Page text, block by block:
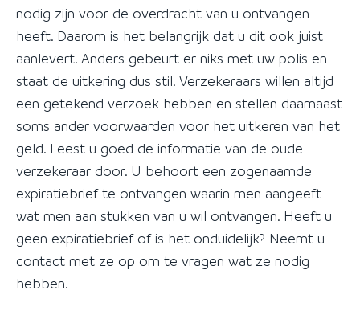
nodig zijn voor de overdracht van u ontvangen
heeft. Daarom is het belangrijk dat u dit ook juist
aanlevert. Anders gebeurt er niks met uw polis en
staat de uitkering dus stil. Verzekeraars willen altijd
een getekend verzoek hebben en stellen daarnaast
soms ander voorwaarden voor het uitkeren van het
geld. Leest u goed de informatie van de oude
verzekeraar door. U behoort een zogenaamde
expiratiebrief te ontvangen waarin men aangeeft
wat men aan stukken van u wil ontvangen. Heeft u
geen expiratiebrief of is het onduidelijk? Neemt u
contact met ze op om te vragen wat ze nodig
hebben.